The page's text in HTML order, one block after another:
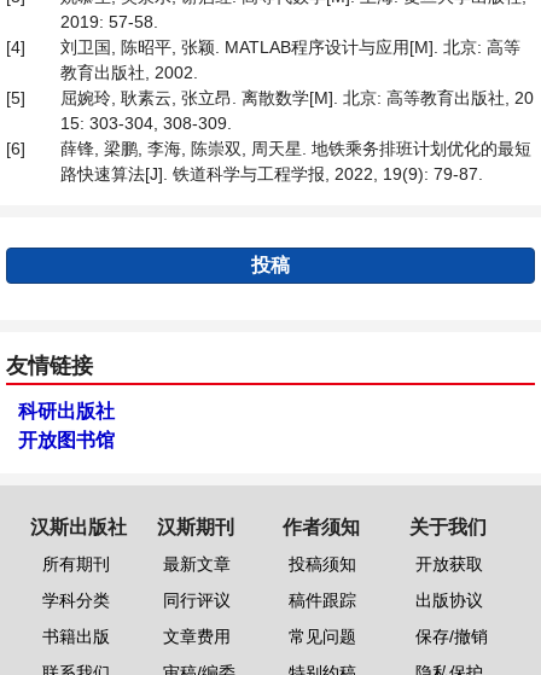
2019: 57-58.
[4]
刘卫国, 陈昭平, 张颖. MATLAB程序设计与应用[M]. 北京: 高等
教育出版社, 2002.
[5]
屈婉玲, 耿素云, 张立昂. 离散数学[M]. 北京: 高等教育出版社, 20
15: 303-304, 308-309.
[6]
薛锋, 梁鹏, 李海, 陈崇双, 周天星. 地铁乘务排班计划优化的最短
路快速算法[J]. 铁道科学与工程学报, 2022, 19(9): 79-87.
投稿
友情链接
科研出版社
开放图书馆
汉斯出版社
所有期刊
学科分类
书籍出版
汉斯期刊
最新文章
同行评议
文章费用
作者须知
投稿须知
稿件跟踪
常见问题
关于我们
开放获取
出版协议
保存/撤销